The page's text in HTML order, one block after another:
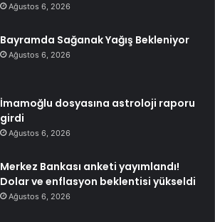
Ağustos 6, 2026
Bayramda Sağanak Yağış Bekleniyor
Ağustos 6, 2026
İmamoğlu dosyasına astroloji raporu
girdi
Ağustos 6, 2026
Merkez Bankası anketi yayımlandı!
Dolar ve enflasyon beklentisi yükseldi
Ağustos 6, 2026